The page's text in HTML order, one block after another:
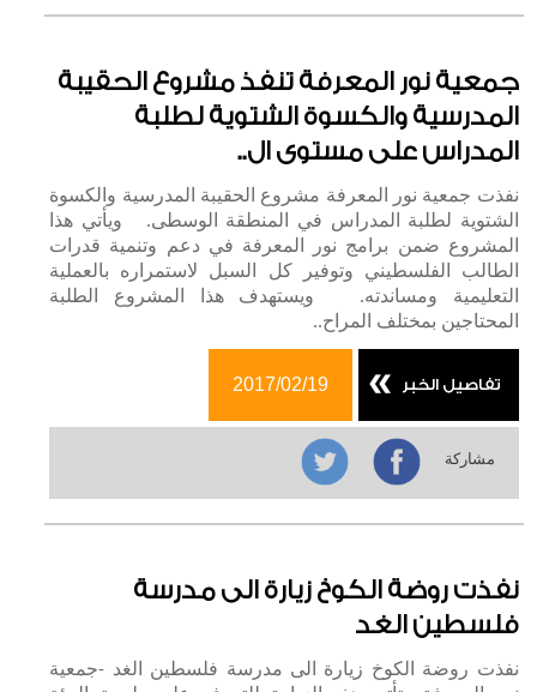
جمعية نور المعرفة تنفذ مشروع الحقيبة
المدرسية والكسوة الشتوية لطلبة
المدراس على مستوى ال..
نفذت جمعية نور المعرفة مشروع الحقيبة المدرسية والكسوة
الشتوية لطلبة المدراس في المنطقة الوسطى. ويأتي هذا
المشروع ضمن برامج نور المعرفة في دعم وتنمية قدرات
الطالب الفلسطيني وتوفير كل السبل لاستمراره بالعملية
التعليمية ومساندته. ويستهدف هذا المشروع الطلبة
المحتاجين بمختلف المراح..
تفاصيل الخبر 2017/02/19
مشاركة
نفذت روضة الكوخ زيارة الى مدرسة
فلسطين الغد
نفذت روضة الكوخ زيارة الى مدرسة فلسطين الغد -جمعية